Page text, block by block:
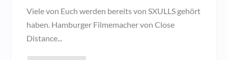
Viele von Euch werden bereits von SXULLS gehört
haben. Hamburger Filmemacher von Close
Distance...